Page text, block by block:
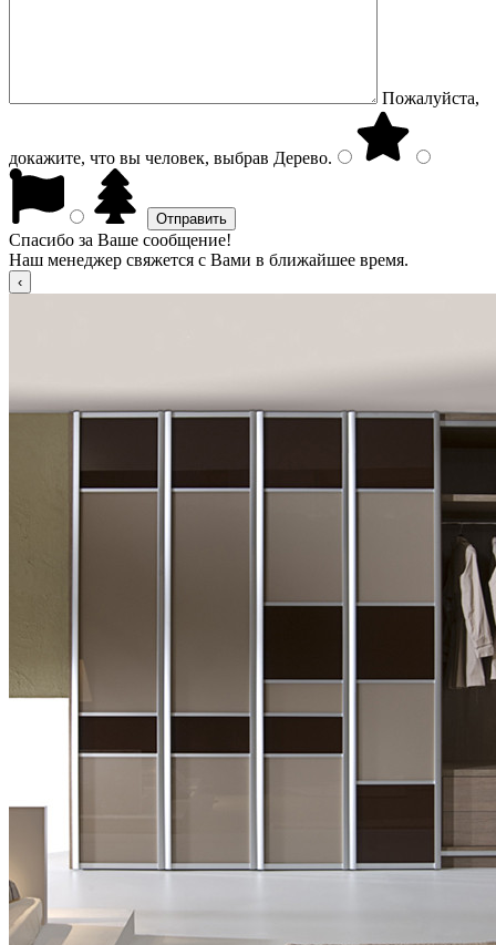
Пожалуйста,
докажите, что вы человек, выбрав Дерево.
Спасибо за Ваше сообщение!
Наш менеджер свяжется с Вами в ближайшее время.